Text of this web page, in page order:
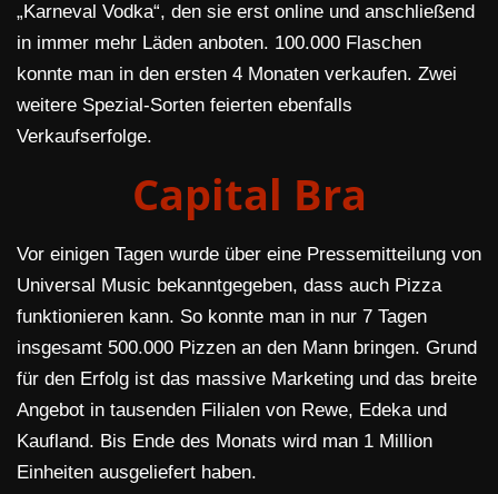
„Karneval Vodka“, den sie erst online und anschließend
in immer mehr Läden anboten. 100.000 Flaschen
konnte man in den ersten 4 Monaten verkaufen. Zwei
weitere Spezial-Sorten feierten ebenfalls
Verkaufserfolge.
Capital Bra
Vor einigen Tagen wurde über eine Pressemitteilung von
Universal Music bekanntgegeben, dass auch Pizza
funktionieren kann. So konnte man in nur 7 Tagen
insgesamt 500.000 Pizzen an den Mann bringen. Grund
für den Erfolg ist das massive Marketing und das breite
Angebot in tausenden Filialen von Rewe, Edeka und
Kaufland. Bis Ende des Monats wird man 1 Million
Einheiten ausgeliefert haben.